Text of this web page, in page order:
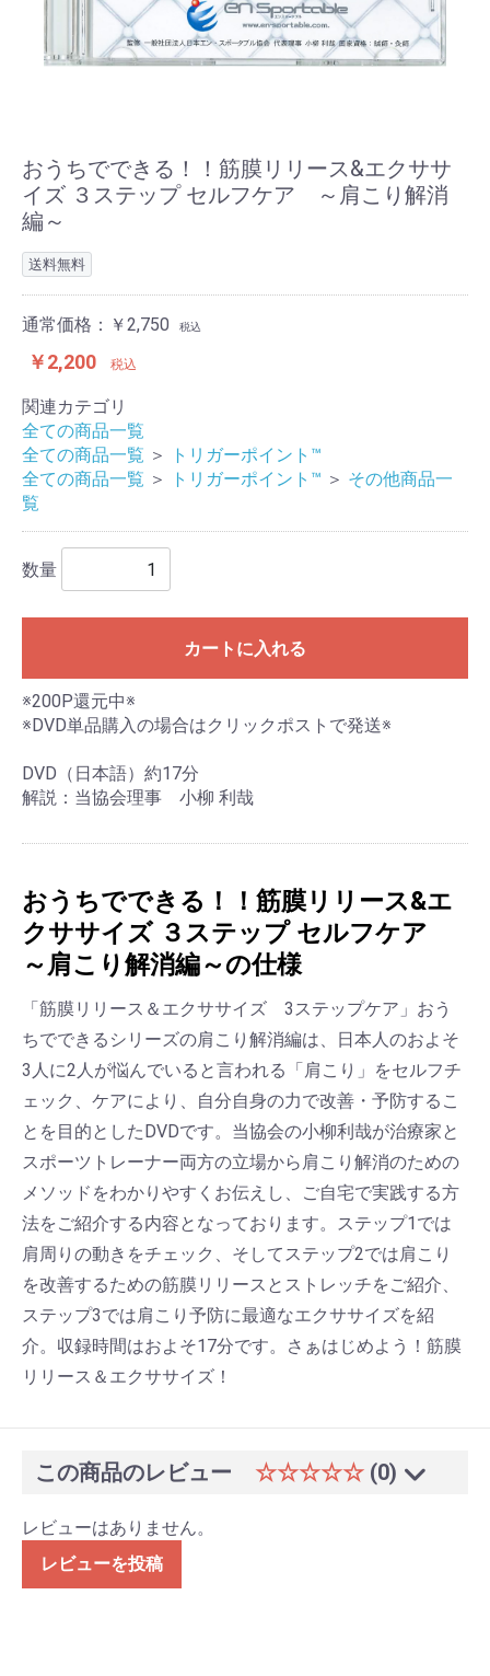
おうちでできる！！筋膜リリース&エクササ
イズ ３ステップ セルフケア ～肩こり解消
編～
送料無料
通常価格：￥2,750 税込
￥2,200 税込
関連カテゴリ
全ての商品一覧
全ての商品一覧 ＞
トリガーポイント™
全ての商品一覧 ＞ トリガーポイント™ ＞ その他商品一
覧
数量
カートに入れる
※200P還元中※
※DVD単品購入の場合はクリックポストで発送※
DVD（日本語）約17分
解説：当協会理事 小柳 利哉
おうちでできる！！筋膜リリース&エ
クササイズ ３ステップ セルフケア
～肩こり解消編～の仕様
「筋膜リリース＆エクササイズ 3ステップケア」おう
ちでできるシリーズの肩こり解消編は、日本人のおよそ
3人に2人が悩んでいると言われる「肩こり」をセルフチ
ェック、ケアにより、自分自身の力で改善・予防するこ
とを目的としたDVDです。当協会の小柳利哉が治療家と
スポーツトレーナー両方の立場から肩こり解消のための
メソッドをわかりやすくお伝えし、ご自宅で実践する方
法をご紹介する内容となっております。ステップ1では
肩周りの動きをチェック、そしてステップ2では肩こり
を改善するための筋膜リリースとストレッチをご紹介、
ステップ3では肩こり予防に最適なエクササイズを紹
介。収録時間はおよそ17分です。さぁはじめよう！筋膜
リリース＆エクササイズ！
この商品のレビュー ☆☆☆☆☆ (0)
レビューはありません。
レビューを投稿